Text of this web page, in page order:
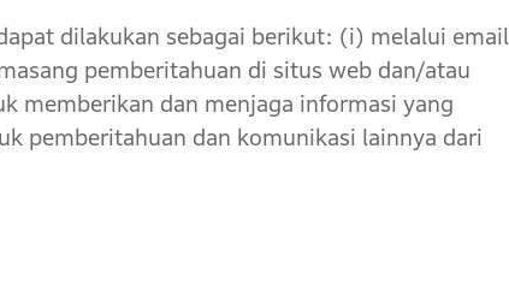
dilakukan sebagai berikut: (i) melalui email
pemberitahuan di situs web dan/atau
memberikan dan menjaga informasi yang
pemberitahuan dan komunikasi lainnya dari